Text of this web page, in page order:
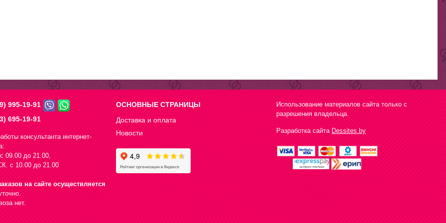
995-19-91
695-19-91
консультанта интернет-
09.00 до 21.00,
с 10.00 до 21.00
на сайте осуществляется
нет.
ОСНОВНЫЕ СТРАНИЦЫ
Доставка и оплата
Новости
Использование материалов сайта только с
разрешения владельца.
Разработка сайтаDessites.by